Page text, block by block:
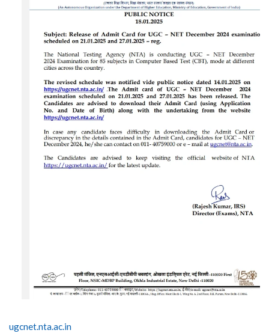
ugcnet.nta.ac.in